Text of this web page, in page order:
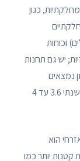
כגון
וכוחות
יש גם תחנות
נמצאים
בפיקודו של לשכת ראש העיר בהתאמה. תקציב שנתי 3.6 עד 4
הוא
יותר כמו